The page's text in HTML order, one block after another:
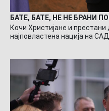
БАТЕ, БАТЕ, НЕ НЕ БРАНИ
Кочи Христијане и
најповластена нација на